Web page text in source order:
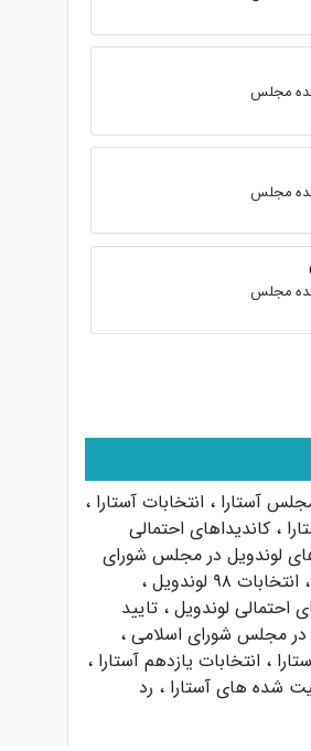
مجلس
مجلس
مجلس
آستارا ، انتخابات آستارا ،
، کاندیداهای احتمالی
لوندویل در مجلس شورای
، انتخابات ۹۸ لوندویل
،
احتمالی لوندویل ، تایید
در مجلس شورای اسلامی ،
، انتخابات یازدهم آستارا ،
شده های آستارا ، رد